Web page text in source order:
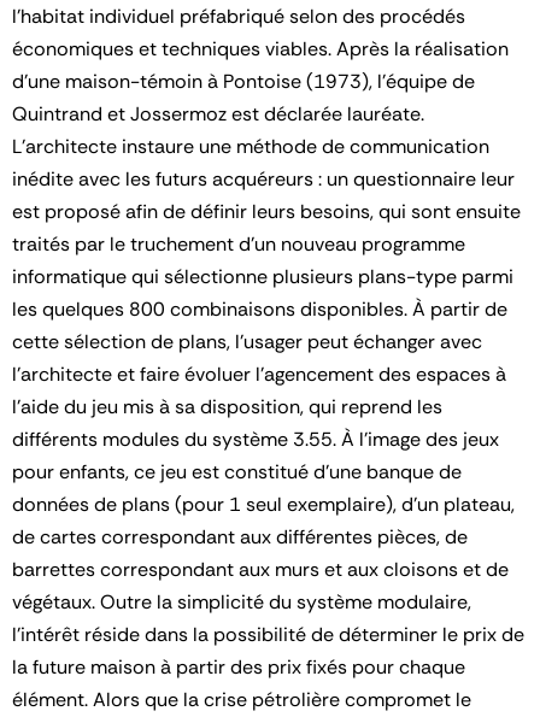
l'habitat individuel préfabriqué selon des procédés
économiques et techniques viables. Après la réalisation
d'une maison-témoin à Pontoise (1973), l'équipe de
Quintrand et Jossermoz est déclarée lauréate.
L'architecte instaure une méthode de communication
inédite avec les futurs acquéreurs : un questionnaire leur
est proposé afin de définir leurs besoins, qui sont ensuite
traités par le truchement d'un nouveau programme
informatique qui sélectionne plusieurs plans-type parmi
les quelques 800 combinaisons disponibles. À partir de
cette sélection de plans, l'usager peut échanger avec
l'architecte et faire évoluer l'agencement des espaces à
l'aide du jeu mis à sa disposition, qui reprend les
différents modules du système 3.55. À l'image des jeux
pour enfants, ce jeu est constitué d'une banque de
données de plans (pour 1 seul exemplaire), d'un plateau,
de cartes correspondant aux différentes pièces, de
barrettes correspondant aux murs et aux cloisons et de
végétaux. Outre la simplicité du système modulaire,
l'intérêt réside dans la possibilité de déterminer le prix de
la future maison à partir des prix fixés pour chaque
élément. Alors que la crise pétrolière compromet le